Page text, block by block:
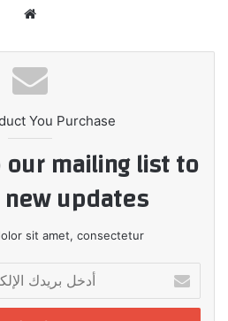
You Purchase
mailing list to
updates!
sit amet, consectetur.
بريدك
الإلكتروني